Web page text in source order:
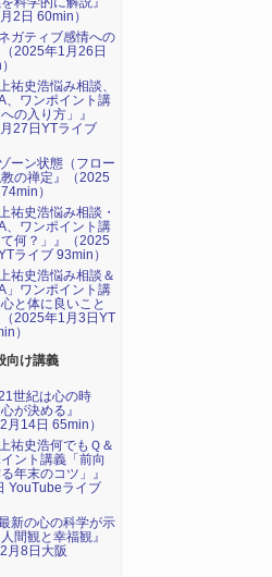
2日 60min）
ガティブ感情への
2025年1月26日
祐史浩悩み相談、
、ワンポイント講
の入り方」』
月27日YTライブ
ーン状態（フロー
の禅定』（2025
）
祐史浩悩み相談・
、ワンポイント講
何？」』（2025
ライブ 93min）
祐史浩悩み相談＆
」ワンポイント講
と体に良いこと
2025年1月3日YT
）
向け講義
世紀は心の時
が決める』
月14日 65min）
祐史浩何でもＱ＆
ント講義「前向
年末のコツ」』
YouTubeライブ
新の心の科学が示
間観と幸福観』
月8日大阪